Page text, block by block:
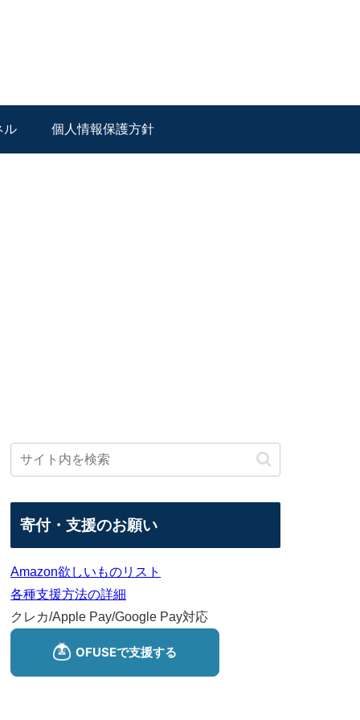
ル 個人情報保護方針
寄付・支援のお願い
Amazon欲しいものリスト
各種支援方法の詳細
クレカ/Apple Pay/Google Pay対応